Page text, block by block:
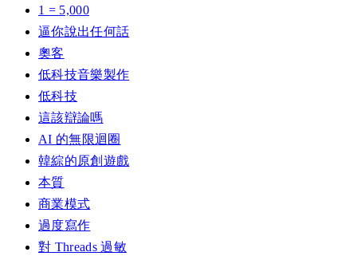
1 = 5,000
逼你說出任何話
奧客
低科技音樂製作
低科技
這該辯論嗎
AI 的無限迴圈
韓綜的原創遊戲
本質
商業模式
過度寫作
對 Threads 過敏